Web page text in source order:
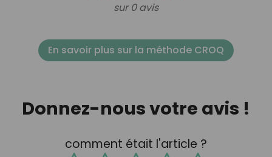
sur 0 avis
En savoir plus sur la méthode CROQ
Donnez-nous votre avis !
comment était l'article ?